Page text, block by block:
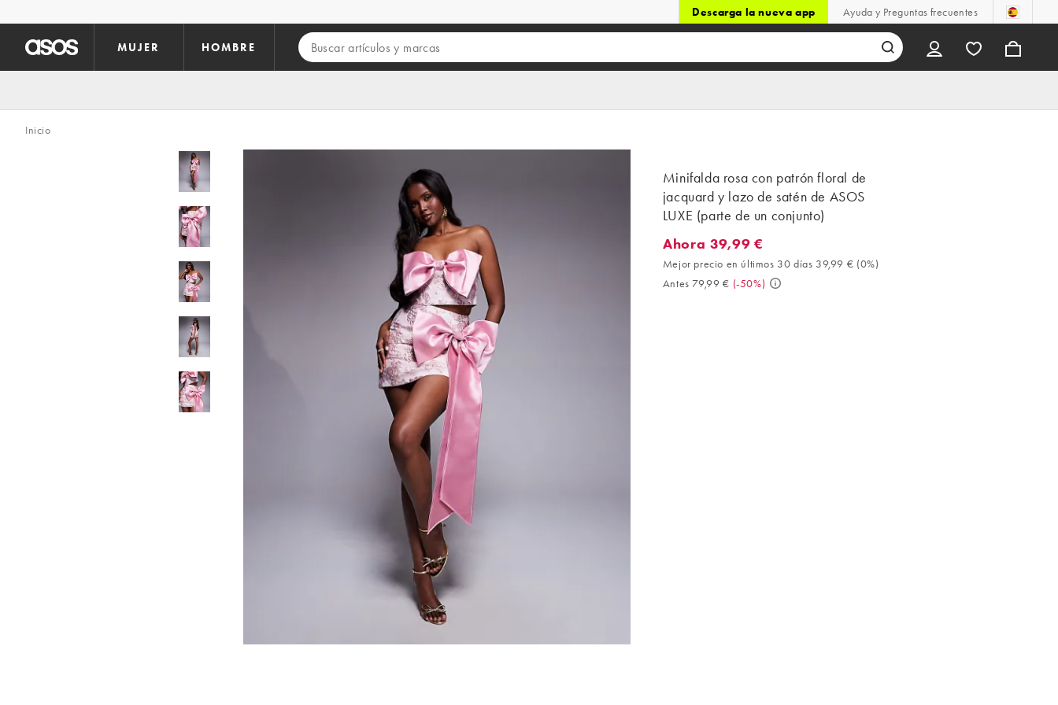
Descarga la nueva app Ayuda y Preguntas frecuentes
MUJER HOMBRE
Inicio
Minifalda rosa con patrón floral de
jacquard y lazo de satén de ASOS
LUXE (parte de un conjunto)
Ahora 39,99 €. Mejor precio en últimos 30 días 39,99 € (0%). Antes
Ahora 39,99 €
Mejor precio en últimos 30 días 39,99 € (0%)
Antes 79,99 € (-50%)